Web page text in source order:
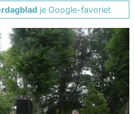
je Google-favoriet